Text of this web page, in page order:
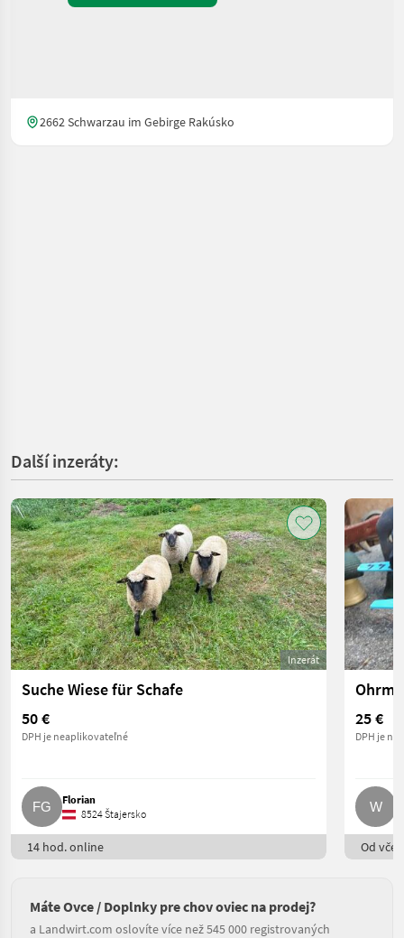
2662 Schwarzau im Gebirge Rakúsko
Další inzeráty:
Inzerát
Suche Wiese für Schafe
50 €
DPH je neaplikovateľné
Florian
8524 Štajersko
14 hod. online
25 €
DPH je
Od
Máte Ovce / Doplnky pre chov oviec na prodej?
a Landwirt.com oslovíte více než 545 000 registrovaných